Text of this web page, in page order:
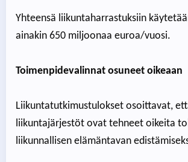
Yhteensä liikuntaharrastuksiin
ainakin 650 miljoonaa euroa/vuosi.
Toimenpidevalinnat osuneet oikeaan
Liikuntatutkimustulokset osoittavat,
liikuntajärjestöt ovat tehneet oikeita
liikunnallisen elämäntavan